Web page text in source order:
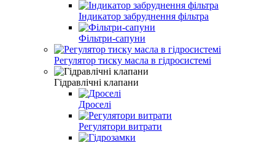
Індикатор забруднення фільтра
Фільтри-сапуни
Регулятор тиску масла в гідросистемі
Гідравлічні клапани
Дроселі
Регулятори витрати